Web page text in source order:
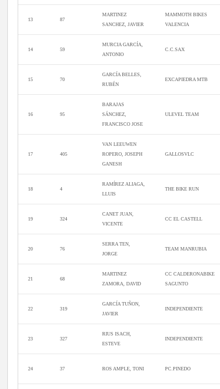
13 87
MARTINEZ
SANCHEZ, JAVIER
MAMMOTH BIKES
VALENCIA
14 59
MURCIA GARCÍA,
ANTONIO
C.C.SAX
15 70
GARCÍA BELLES,
RUBÉN
EXCAPIEDRA MTB
16 95
BARAJAS
SÁNCHEZ,
FRANCISCO JOSE
ULEVEL TEAM
17 405
VAN LEEUWEN
ROPERO, JOSEPH
GANESH
GALLOSVLC
18 4
RAMÍREZ ALIAGA,
LLUIS
THE BIKE RUN
19 324
CANET JUAN,
VICENTE
CC EL CASTELL
20 76
SERRA TEN,
JORGE
TEAM MANRUBIA
21 68
MARTINEZ
ZAMORA, DAVID
CC CALDERONABIKE
SAGUNTO
22 319
GARCÍA TUÑON,
JAVIER
INDEPENDIENTE
23 327
RIUS ISACH,
ESTEVE
INDEPENDIENTE
24 37 ROS AMPLE, TONI PC.PINEDO